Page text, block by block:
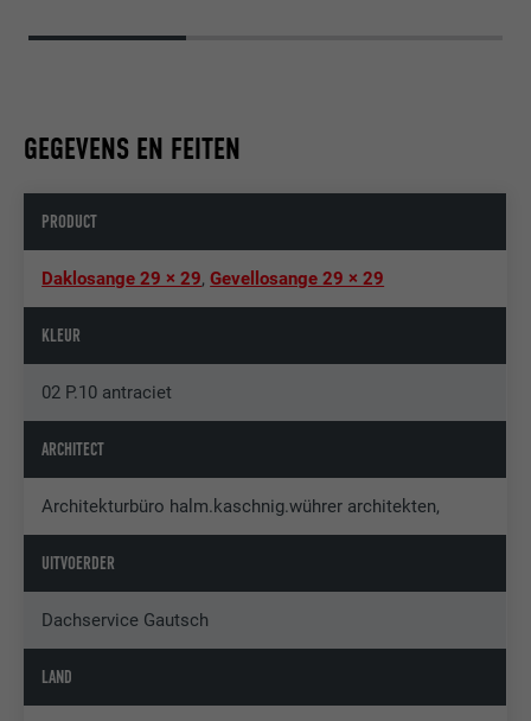
GEGEVENS EN FEITEN
PRODUCT
Daklosange 29 × 29,Gevellosange 29 × 29
KLEUR
02 P.10 antraciet
ARCHITECT
Architekturbüro halm.kaschnig.wührer architekten,
UITVOERDER
Dachservice Gautsch
LAND